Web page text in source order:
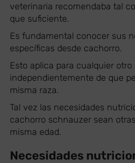
veterinaria recomendaba tal
que suficiente.
Es fundamental conocer sus
específicas desde cachorro.
Esto aplica para cualquier otro
independientemente de que
misma raza.
Tal vez las necesidades
cachorro schnauzer sean
misma edad.
Necesidades